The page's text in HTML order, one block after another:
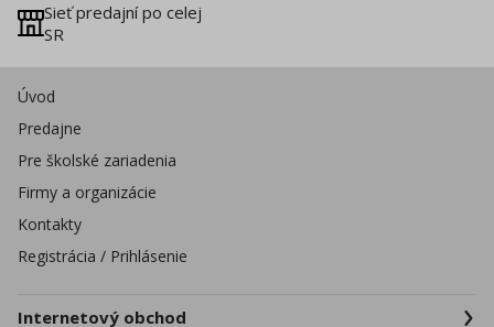
Sieť predajní po celej
SR
Úvod
Predajne
Pre školské zariadenia
Firmy a organizácie
Kontakty
Registrácia / Prihlásenie
Internetový obchod